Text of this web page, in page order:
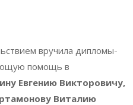
вручила дипломы-
помощь в
Евгению Викторовичу,
Виталию